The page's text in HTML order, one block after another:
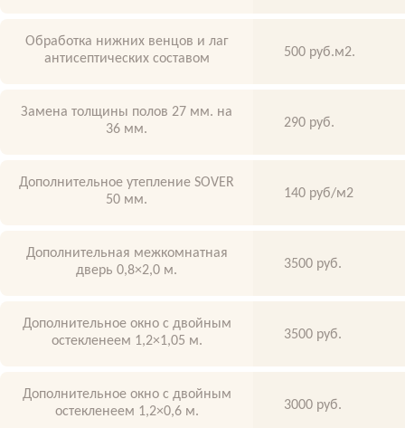
Обработка нижних венцов и лаг
антисептических составом
500 руб.м2.
Замена толщины полов 27 мм. на
36 мм.
290 руб.
Дополнительное утепление SOVER
50 мм.
140 руб/м2
Дополнительная межкомнатная
дверь 0,8×2,0 м.
3500 руб.
Дополнительное окно с двойным
остекленеем 1,2×1,05 м.
3500 руб.
Дополнительное окно с двойным
остекленеем 1,2×0,6 м.
3000 руб.